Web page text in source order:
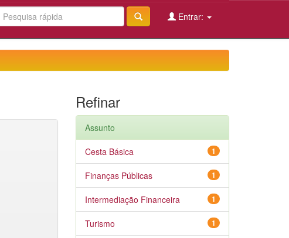
Entrar:
Refinar
Assunto
1
Cesta Básica
1
Finanças Públicas
1
Intermediação Financeira
1
Turismo